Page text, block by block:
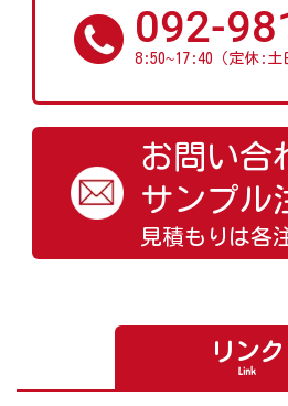
092-
8:50~17:40（定休:土
お問い合
サンプル
見積もりは各
リンク
Link